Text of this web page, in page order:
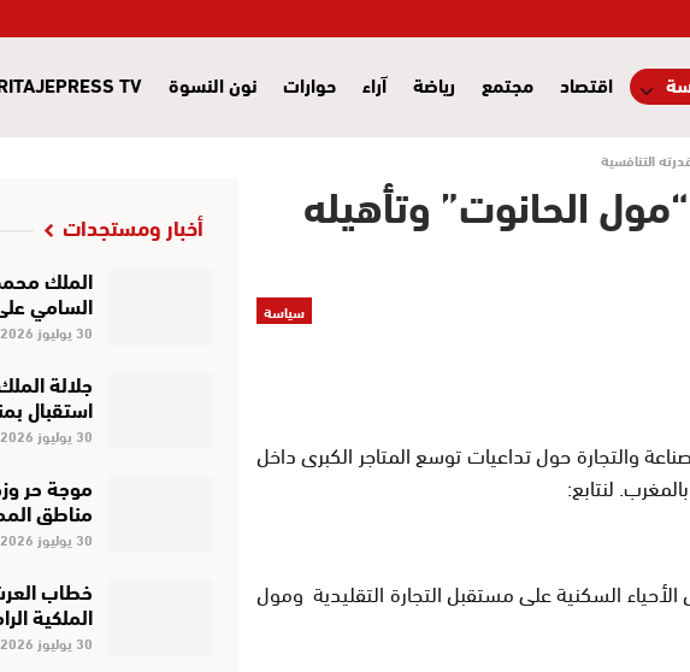
اقتصاد مجتمع رياضة آراء حوارات نون النسوة TV
التنافسية
الحانوت” وتأهيله
سياسة
والتجارة حول تداعيات توسع المتاجر الكبرى داخل
لنتابع:
السكنية على مستقبل التجارة التقليدية ومول
أخبار ومستجدات
الملك
السامي على 1788
30 يوليوز 2026
جلالة
استقبال
30 يوليوز 2026
موجة حر
مناطق
30 يوليوز 2026
خطاب
الملكية
30 يوليوز 2026